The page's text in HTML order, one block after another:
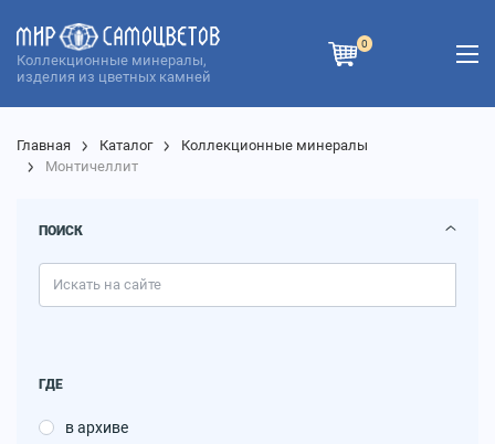
Коллекционные минералы,
изделия из цветных камней
0
Главная Каталог
Коллекционные минералы
Монтичеллит
ПОИСК
ГДЕ
в архиве